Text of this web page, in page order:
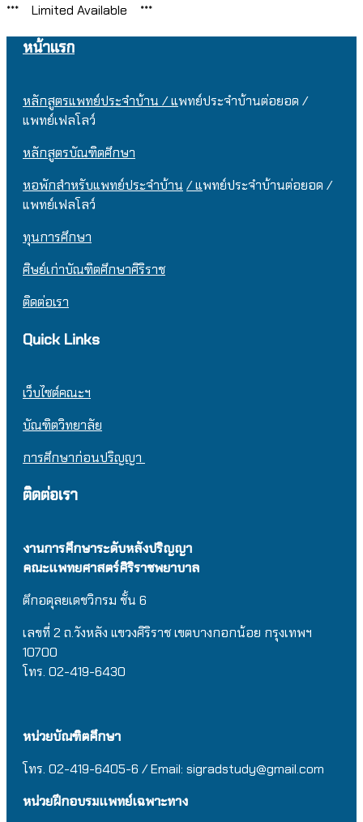
***
Limited Available ***
หน้าแรก
หลักสูตรแพทย์ประจำบ้าน / แพทย์ประจำบ้านต่อยอด /
แพทย์เฟลโลว์
หลักสูตรบัณฑิตศึกษา
หอพักสำหรับแพทย์ประจำบ้าน / แพทย์ประจำบ้านต่อยอด /
แพทย์เฟลโลว์
ทุนการศึกษา
ศิษย์เก่าบัณฑิตศึกษาศิริราช
ติดต่อเรา
Quick Links
เว็บไซต์คณะฯ
บัณฑิตวิทยาลัย
การศึกษาก่อนปริญญา
ติดต่อเรา
งานการศึกษาระดับหลังปริญญา
คณะแพทยศาสตร์ศิริราชพยาบาล
ตึกอดุลยเดชวิกรม ชั้น 6
เลขที่ 2 ถ.วังหลัง แขวงศิริราช เขตบางกอกน้อย กรุงเทพฯ
10700
โทร. 02-419-6430
หน่วยบัณฑิตศึกษา
โทร. 02-419-6405-6 / Email: sigradstudy@gmail.com
หน่วยฝึกอบรมแพทย์เฉพาะทาง